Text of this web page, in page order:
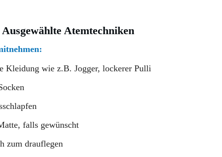
Atemtechniken
Kleidung wie z.B. Jogger, lockerer Pulli
falls gewünscht
zum drauflegen